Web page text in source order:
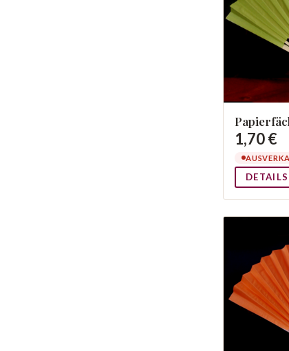
1,70 €
DETAILS